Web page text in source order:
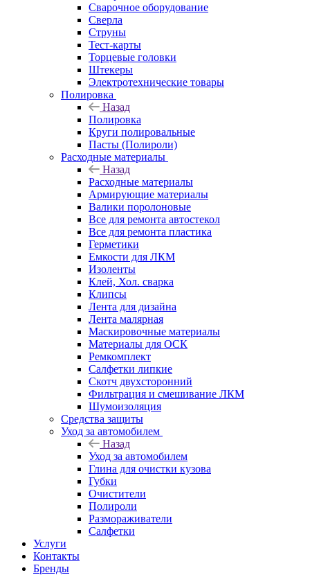
Сварочное оборудование
Сверла
Струны
Тест-карты
Торцевые головки
Штекеры
Электротехнические товары
Полировка
Назад
Полировка
Круги полировальные
Пасты (Полироли)
Расходные материалы
Назад
Расходные материалы
Армирующие материалы
Валики поролоновые
Все для ремонта автостекол
Все для ремонта пластика
Герметики
Емкости для ЛКМ
Изоленты
Клей, Хол. сварка
Клипсы
Лента для дизайна
Лента малярная
Маскировочные материалы
Материалы для ОСК
Ремкомплект
Салфетки липкие
Скотч двухсторонний
Фильтрация и смешивание ЛКМ
Шумоизоляция
Средства защиты
Уход за автомобилем
Назад
Уход за автомобилем
Глина для очистки кузова
Губки
Очистители
Полироли
Размораживатели
Салфетки
Услуги
Контакты
Бренды